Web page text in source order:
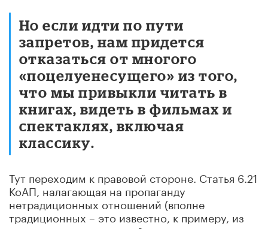
Но если идти по пути
запретов, нам придется
отказаться от многого
«поцелуенесущего» из того,
что мы привыкли читать в
книгах, видеть в фильмах и
спектаклях, включая
классику.
Тут переходим к правовой стороне. Статья 6.21
КоАП, налагающая на пропаганду
нетрадиционных отношений (вполне
традиционных – это известно, к примеру, из